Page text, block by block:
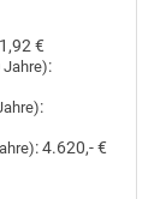
€
:
:
:4.620,- €